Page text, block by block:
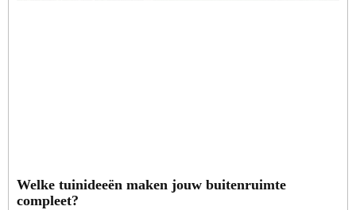
Welke tuinideeën maken jouw buitenruimte
compleet?